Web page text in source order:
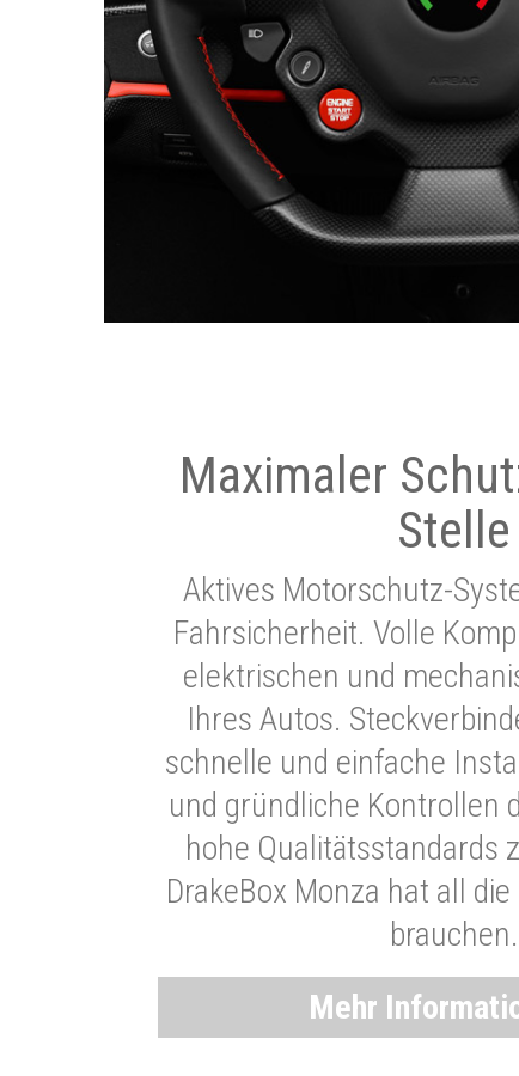
Maximaler
Stelle
Aktives Motorschutz-
Fahrsicherheit. Volle
elektrischen und
Ihres Autos.
schnelle und einfache
und gründliche Kontrollen
hohe Qualitätsstandards
DrakeBox Monza hat all
brauchen.
Mehr